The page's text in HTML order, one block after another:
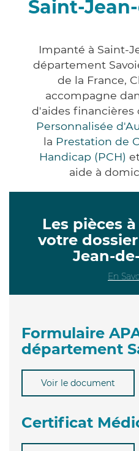
Saint-
Impanté à Saint-
département
de la France,
accompagne
d'aides financières
Personnalisée
la Prestation de
Handicap (PCH)
aide à
Les pièces
votre
Jean-
En
Formulaire
département
Voir le document
Certificat